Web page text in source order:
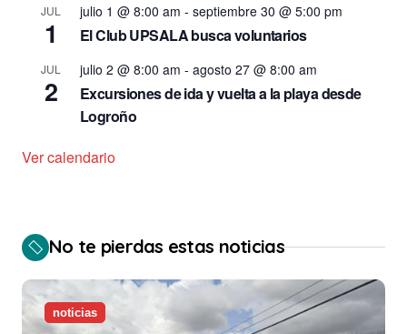
JUL
1
julio 1 @ 8:00 am - septiembre 30 @ 5:00 pm
El Club UPSALA busca voluntarios
JUL
2
julio 2 @ 8:00 am - agosto 27 @ 8:00 am
Excursiones de ida y vuelta a la playa desde
Logroño
Ver calendario
No te pierdas estas noticias
noticias